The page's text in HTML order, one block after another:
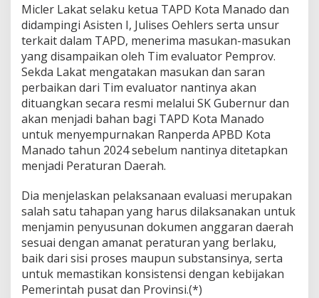
a
l
u
a
s
i
P
m
p
r
o
v
S
l
u
t
Micler Lakat selaku ketua TAPD Kota Manado dan
didampingi Asisten I, Julises Oehlers serta unsur
terkait dalam TAPD, menerima masukan-masukan
yang disampaikan oleh Tim evaluator Pemprov.
Sekda Lakat mengatakan masukan dan saran
perbaikan dari Tim evaluator nantinya akan
dituangkan secara resmi melalui SK Gubernur dan
akan menjadi bahan bagi TAPD Kota Manado
untuk menyempurnakan Ranperda APBD Kota
Manado tahun 2024 sebelum nantinya ditetapkan
menjadi Peraturan Daerah.
Dia menjelaskan pelaksanaan evaluasi merupakan
salah satu tahapan yang harus dilaksanakan untuk
menjamin penyusunan dokumen anggaran daerah
sesuai dengan amanat peraturan yang berlaku,
baik dari sisi proses maupun substansinya, serta
untuk memastikan konsistensi dengan kebijakan
Pemerintah pusat dan Provinsi.(*)